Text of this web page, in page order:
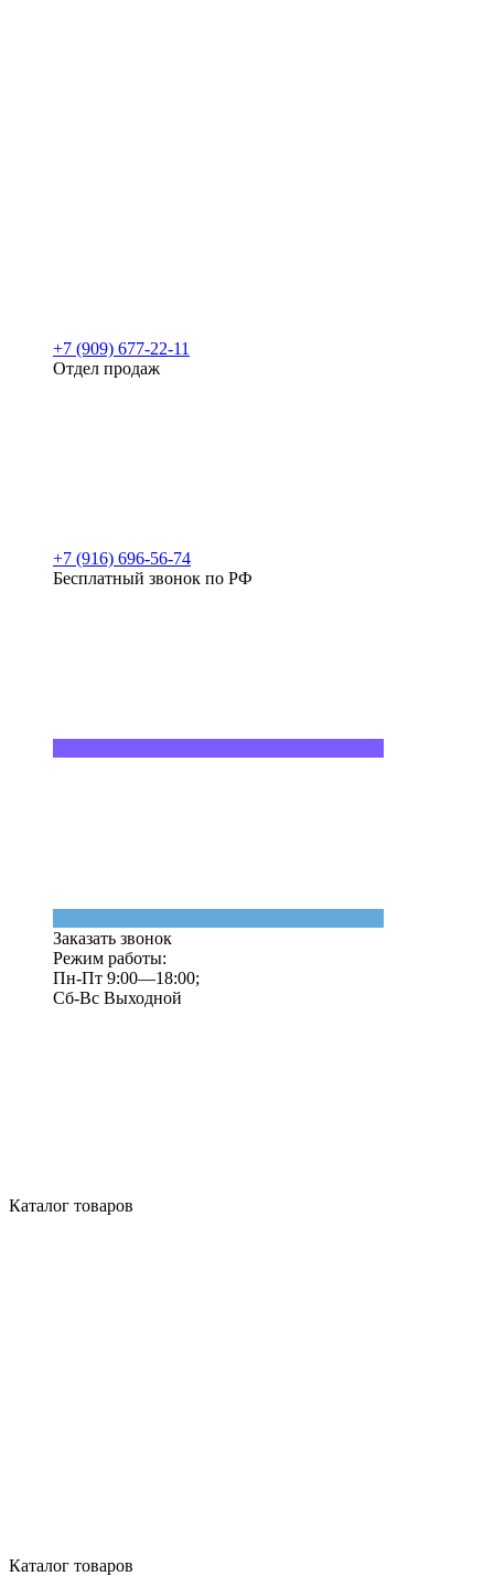
+7 (909) 677-22-11
Отдел продаж
+7 (916) 696-56-74
Бесплатный звонок по РФ
Заказать звонок
Режим работы:
Пн-Пт 9:00—18:00;
Сб-Вс Выходной
Каталог товаров
Каталог товаров